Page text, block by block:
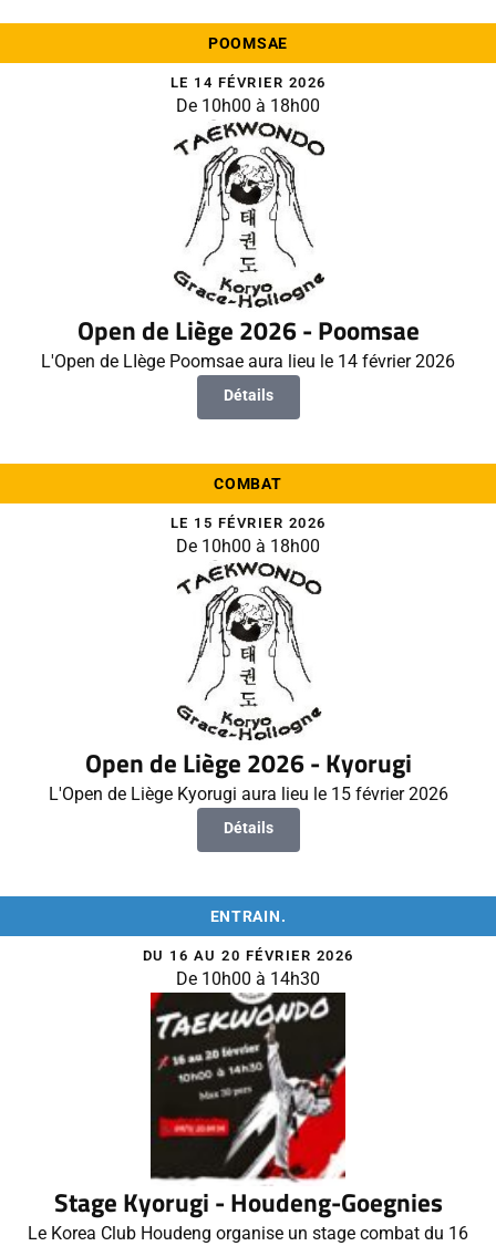
POOMSAE
LE 14 FÉVRIER 2026
De 10h00 à 18h00
Open de Liège 2026 - Poomsae
L'Open de LIège Poomsae aura lieu le 14 février 2026
Détails
COMBAT
LE 15 FÉVRIER 2026
De 10h00 à 18h00
Open de Liège 2026 - Kyorugi
L'Open de Liège Kyorugi aura lieu le 15 février 2026
Détails
ENTRAIN.
DU 16 AU 20 FÉVRIER 2026
De 10h00 à 14h30
Stage Kyorugi - Houdeng-Goegnies
Le Korea Club Houdeng organise un stage combat du 16